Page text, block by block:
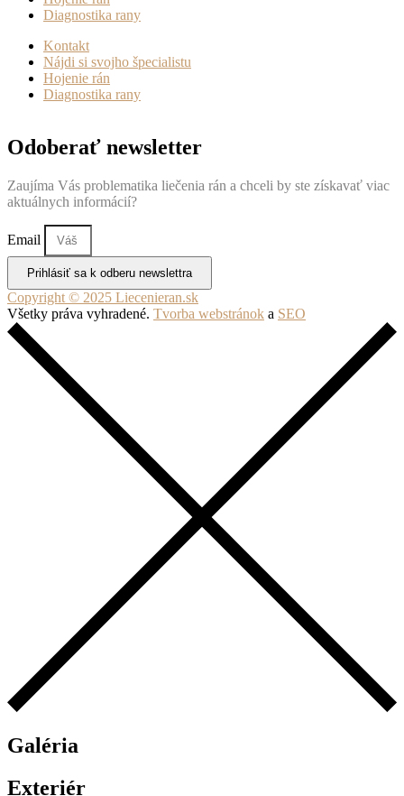
Diagnostika rany
Kontakt
Nájdi si svojho špecialistu
Hojenie rán
Diagnostika rany
Odoberať newsletter
Zaujíma Vás problematika liečenia rán a chceli by ste získavať viac
aktuálnych informácií?
Email
Prihlásiť sa k odberu newslettra
Copyright © 2025 Liecenieran.sk
Všetky práva vyhradené. Tvorba webstránok a SEO
Galéria
Exteriér